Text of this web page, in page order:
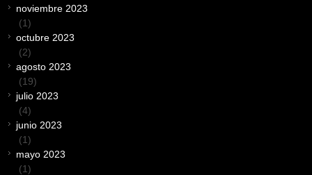
noviembre 2023
(1)
octubre 2023
(2)
agosto 2023
(19)
julio 2023
(4)
junio 2023
(1)
mayo 2023
(1)